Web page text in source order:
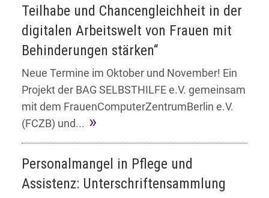
Teilhabe und Chancengleichheit in der
digitalen Arbeitswelt von Frauen mit
Behinderungen stärken“
Neue Termine im Oktober und November! Ein
Projekt der BAG SELBSTHILFE e.V. gemeinsam
mit dem FrauenComputerZentrumBerlin e.V.
(FCZB) und...
Personalmangel in Pflege und
Assistenz: Unterschriftensammlung